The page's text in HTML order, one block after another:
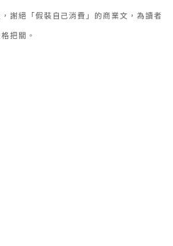
謝絕「假裝自己消費」的商業文，為讀者
格把關。